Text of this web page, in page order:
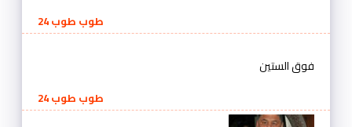
طوب طوب 24
فوق الستين
طوب طوب 24